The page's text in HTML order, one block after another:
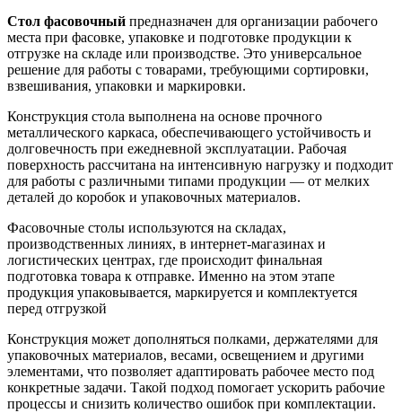
Стол фасовочный предназначен для организации рабочего
места при фасовке, упаковке и подготовке продукции к
отгрузке на складе или производстве. Это универсальное
решение для работы с товарами, требующими сортировки,
взвешивания, упаковки и маркировки.
Конструкция стола выполнена на основе прочного
металлического каркаса, обеспечивающего устойчивость и
долговечность при ежедневной эксплуатации. Рабочая
поверхность рассчитана на интенсивную нагрузку и подходит
для работы с различными типами продукции — от мелких
деталей до коробок и упаковочных материалов.
Фасовочные столы используются на складах,
производственных линиях, в интернет-магазинах и
логистических центрах, где происходит финальная
подготовка товара к отправке. Именно на этом этапе
продукция упаковывается, маркируется и комплектуется
перед отгрузкой
Конструкция может дополняться полками, держателями для
упаковочных материалов, весами, освещением и другими
элементами, что позволяет адаптировать рабочее место под
конкретные задачи. Такой подход помогает ускорить рабочие
процессы и снизить количество ошибок при комплектации.